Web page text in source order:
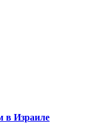
в Израиле